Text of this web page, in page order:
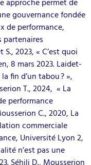
approche permet de
gouvernance fondée
de performance,
2023, « C’est quoi
8 mars 2023. Laidet-
fin d’un tabou ? »,
T., 2024, « La
performance
C., 2020, La
commerciale
Université Lyon 2,
n’est pas une